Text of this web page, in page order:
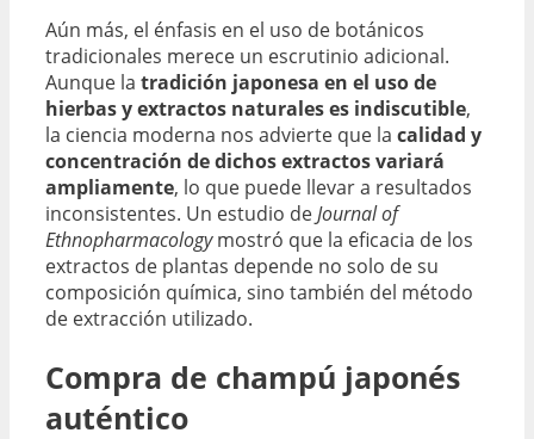
Aún más, el énfasis en el uso de botánicos
tradicionales merece un escrutinio adicional.
Aunque la tradición japonesa en el uso de
hierbas y extractos naturales es indiscutible,
la ciencia moderna nos advierte que la calidad y
concentración de dichos extractos variará
ampliamente, lo que puede llevar a resultados
inconsistentes. Un estudio deJournal of
Ethnopharmacologymostró que la eficacia de los
extractos de plantas depende no solo de su
composición química, sino también del método
de extracción utilizado.
Compra de champú japonés
auténtico